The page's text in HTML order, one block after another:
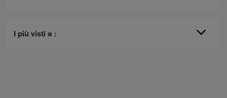
I più visti a :